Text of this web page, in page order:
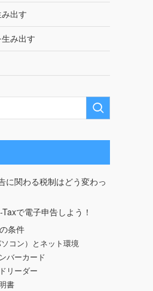
出す
み出す
に関わる税制はどう変わっ
で電子申告しよう！
条件
ソコン）とネット環境
バーカード
リーダー
書